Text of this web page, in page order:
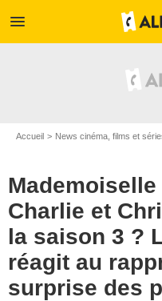
menu
Accueil News cinéma, films et
Charlie et
la saison 3 ?
réagit au
surprise des